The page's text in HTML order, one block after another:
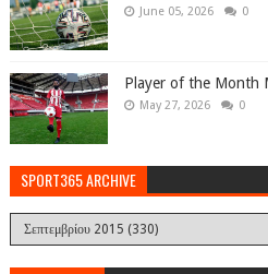
June 05, 2026 0
Player of the Month
May 27, 2026 0
SPORT365 ARCHIVE